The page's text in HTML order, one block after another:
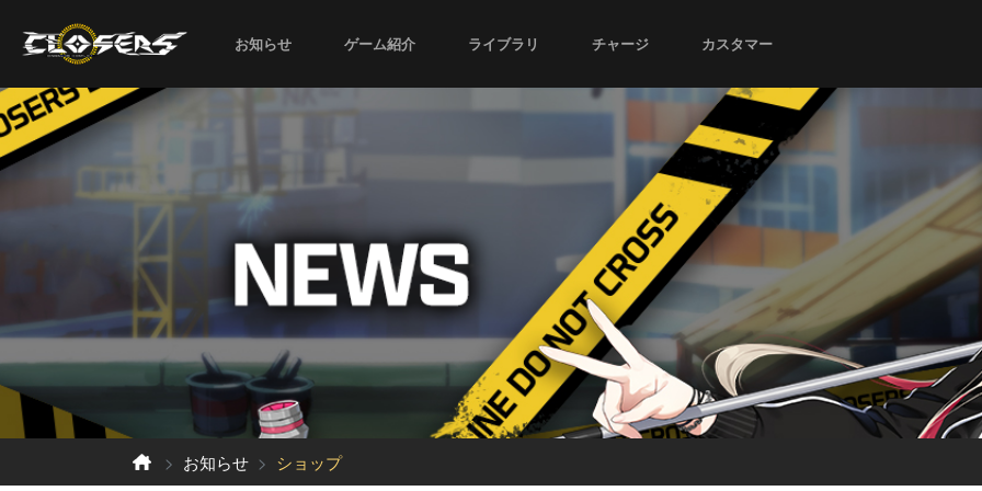
お知らせ ゲーム紹介 ライブラリ チャージ カスタマー
お知らせ ショップ